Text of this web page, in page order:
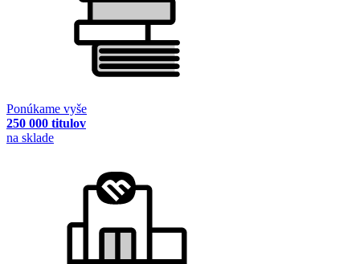
Ponúkame vyše
250 000 titulov
na sklade